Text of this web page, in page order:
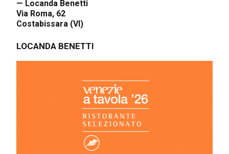
— Locanda Benetti
Via Roma, 62
Costabissara (VI)
LOCANDA BENETTI